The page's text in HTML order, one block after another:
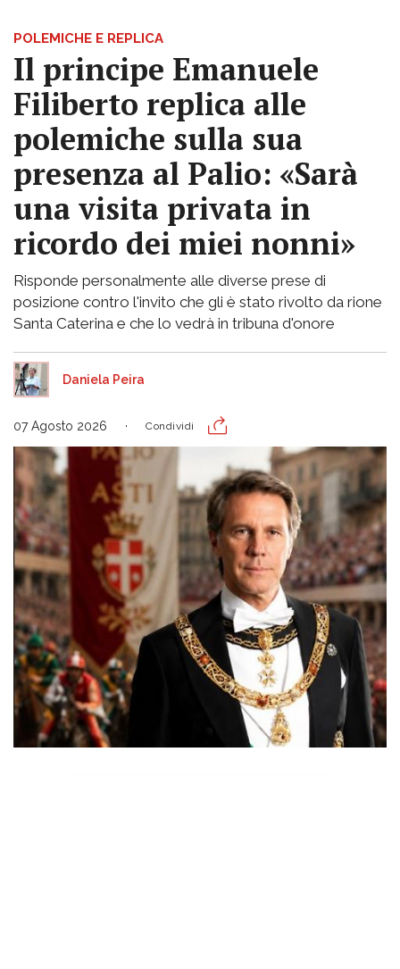
POLEMICHE E REPLICA
Il principe Emanuele
Filiberto replica alle
polemiche sulla sua
presenza al Palio: «Sarà
una visita privata in
ricordo dei miei nonni»
Risponde personalmente alle diverse prese di
posizione contro l'invito che gli è stato rivolto da rione
Santa Caterina e che lo vedrà in tribuna d'onore
Daniela Peira
07 Agosto 2026 Condividi